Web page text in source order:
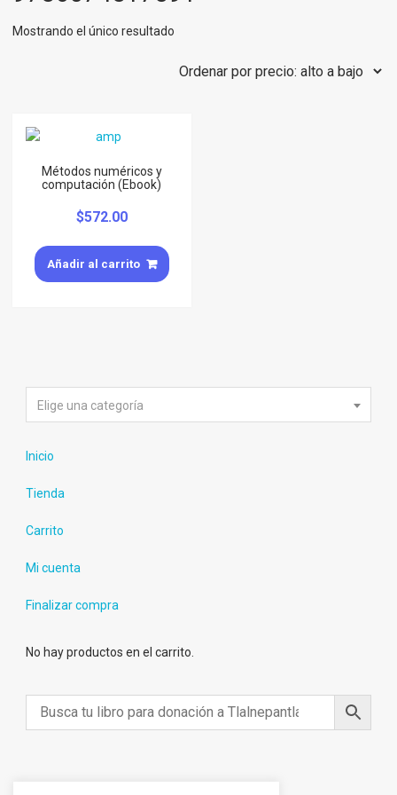
Mostrando el único resultado
Métodos numéricos y
computación (Ebook)
$572.00
Añadir al carrito
Elige una categoría
Inicio
Tienda
Carrito
Mi cuenta
Finalizar compra
No hay productos en el carrito.